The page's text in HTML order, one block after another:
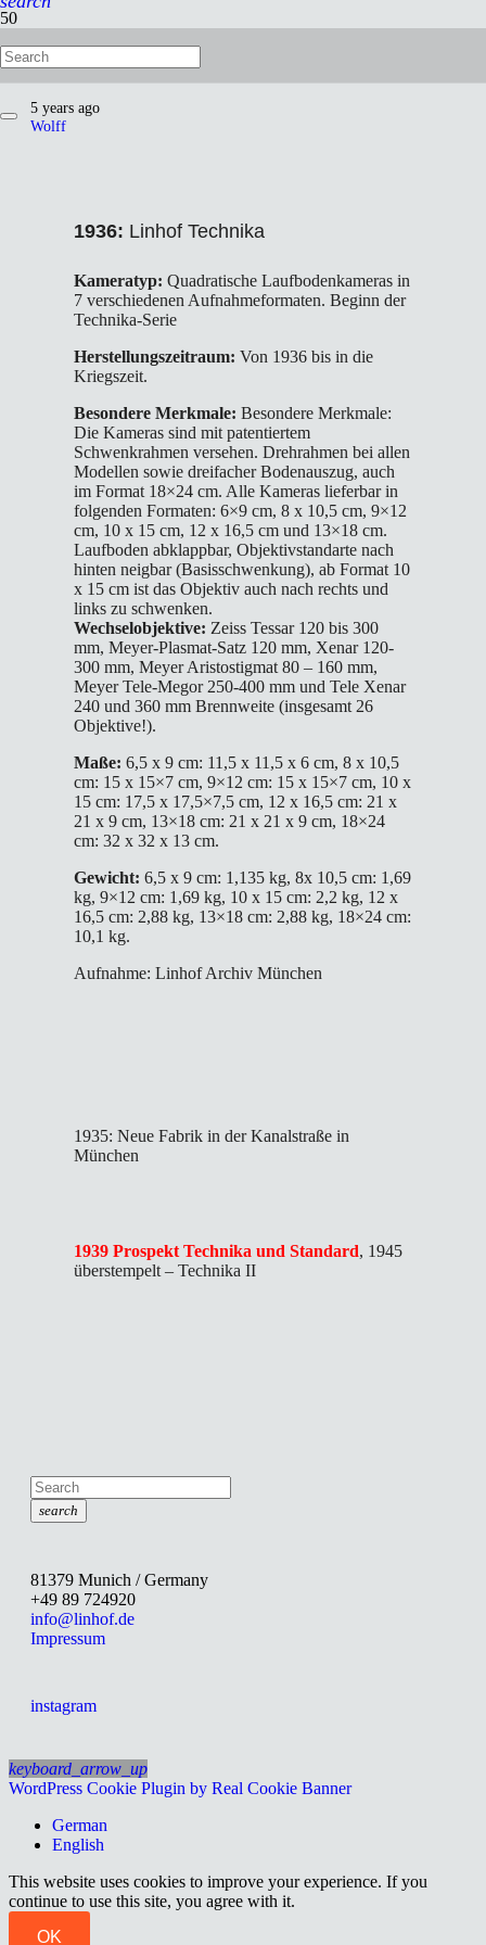
1936: Linhof Technika
5 years ago
Wolff
1936: Linhof Technika
Kameratyp: Quadratische Laufbodenkameras in
7 verschiedenen Aufnahmeformaten. Beginn der
Technika-Serie
Herstellungszeitraum: Von 1936 bis in die
Kriegszeit.
Besondere Merkmale: Besondere Merkmale:
Die Kameras sind mit patentiertem
Schwenkrahmen versehen. Drehrahmen bei allen
Modellen sowie dreifacher Bodenauszug, auch
im Format 18×24 cm. Alle Kameras lieferbar in
folgenden Formaten: 6×9 cm, 8 x 10,5 cm, 9×12
cm, 10 x 15 cm, 12 x 16,5 cm und 13×18 cm.
Laufboden abklappbar, Objektivstandarte nach
hinten neigbar (Basisschwenkung), ab Format 10
x 15 cm ist das Objektiv auch nach rechts und
links zu schwenken.
Wechselobjektive: Zeiss Tessar 120 bis 300
mm, Meyer-Plasmat-Satz 120 mm, Xenar 120-
300 mm, Meyer Aristostigmat 80 – 160 mm,
Meyer Tele-Megor 250-400 mm und Tele Xenar
240 und 360 mm Brennweite (insgesamt 26
Objektive!).
Maße: 6,5 x 9 cm: 11,5 x 11,5 x 6 cm, 8 x 10,5
cm: 15 x 15×7 cm, 9×12 cm: 15 x 15×7 cm, 10 x
15 cm: 17,5 x 17,5×7,5 cm, 12 x 16,5 cm: 21 x
21 x 9 cm, 13×18 cm: 21 x 21 x 9 cm, 18×24
cm: 32 x 32 x 13 cm.
Gewicht: 6,5 x 9 cm: 1,135 kg, 8x 10,5 cm: 1,69
kg, 9×12 cm: 1,69 kg, 10 x 15 cm: 2,2 kg, 12 x
16,5 cm: 2,88 kg, 13×18 cm: 2,88 kg, 18×24 cm:
10,1 kg.
Aufnahme: Linhof Archiv München
1935: Neue Fabrik in der Kanalstraße in
München
1939 Prospekt Technika und Standard, 1945
überstempelt – Technika II
search
81379 Munich / Germany
+49 89 724920
info@linhof.de
Impressum
instagram
keyboard_arrow_up
WordPress Cookie Plugin by Real Cookie Banner
German
English
This website uses cookies to improve your experience. If you
continue to use this site, you agree with it.
OK